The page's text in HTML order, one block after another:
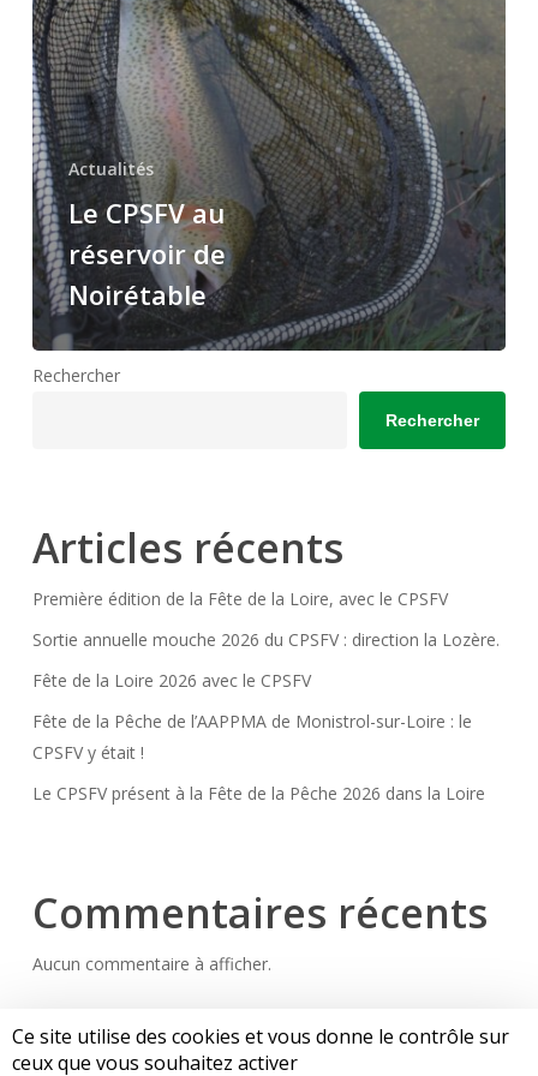
Ce site utilise des cookies et vous donne le contrôle sur
ceux que vous souhaitez activer
Actualités
Le CPSFV au
réservoir de
Noirétable
Rechercher
Rechercher
Articles récents
Première édition de la Fête de la Loire, avec le CPSFV
Sortie annuelle mouche 2026 du CPSFV : direction la Lozère.
Fête de la Loire 2026 avec le CPSFV
Fête de la Pêche de l’AAPPMA de Monistrol-sur-Loire : le
CPSFV y était !
Le CPSFV présent à la Fête de la Pêche 2026 dans la Loire
Commentaires récents
Aucun commentaire à afficher.